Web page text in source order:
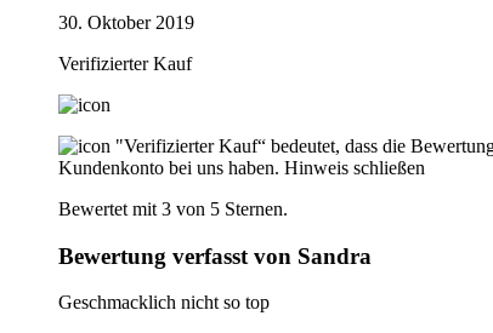
30. Oktober 2019
Verifizierter Kauf
"Verifizierter Kauf“ bedeutet, dass die
Kundenkonto bei uns haben. Hinweis schließen
Bewertet mit 3 von 5 Sternen.
Bewertung verfasst von Sandra
Geschmacklich nicht so top